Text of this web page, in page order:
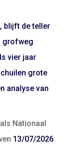
blijft de teller
grofweg
vier jaar
grote
analyse van
Nationaal
13/07/2026